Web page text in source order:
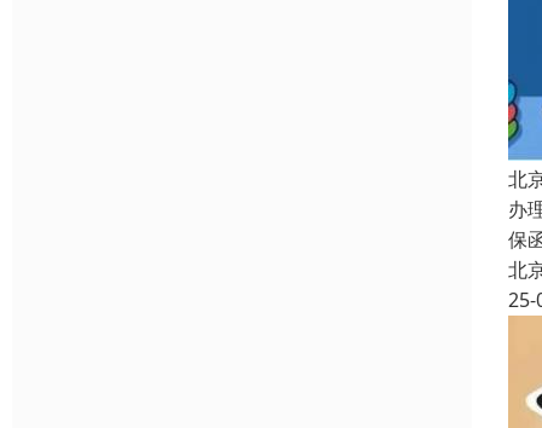
北
办
保
北
25-